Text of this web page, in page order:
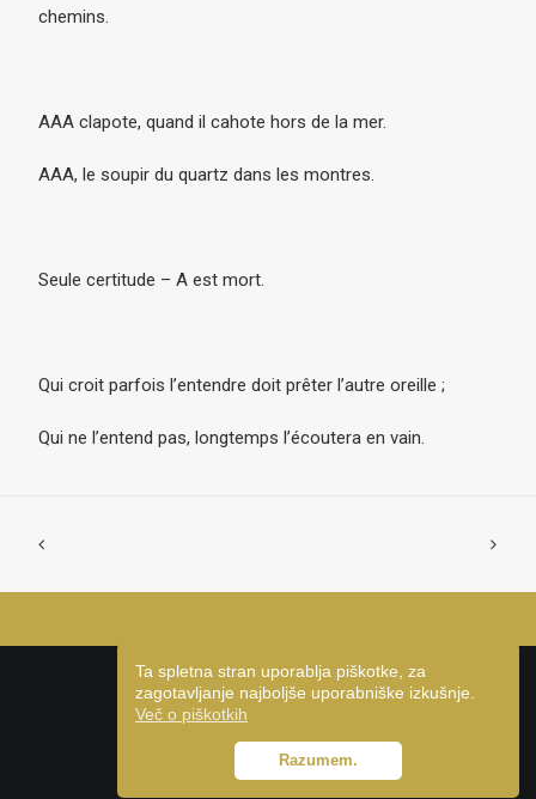
Ta spletna stran uporablja piškotke, za
zagotavljanje najboljše uporabniške izkušnje.
Več o piškotkih
Razumem.
chemins.
AAA clapote, quand il cahote hors de la mer.
AAA, le soupir du quartz dans les montres.
Seule certitude – A est mort.
Qui croit parfois l’entendre doit prêter l’autre oreille ;
Qui ne l’entend pas, longtemps l’écoutera en vain.